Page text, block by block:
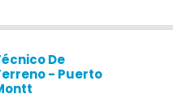
De
- Puerto